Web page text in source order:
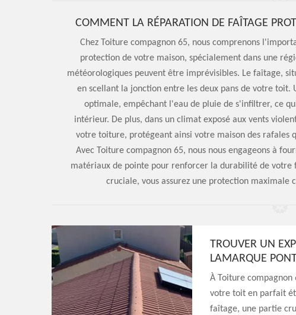
COMMENT LA RÉPARATION DE FAÎTAGE
Chez Toiture compagnon 65, nous comprenons
protection de votre maison, spécialement dans une
météorologiques peuvent être imprévisibles. Le faîtage,
en scellant la jonction entre les deux pans de votre
optimale, empêchant l'eau de pluie de s'infiltrer, ce
intérieur. De plus, dans un climat exposé aux vents
votre toiture, protégeant ainsi votre maison des rafales
Avec Toiture compagnon 65, nous nous engageons à
matériaux de pointe pour renforcer la durabilité de
cruciale, vous assurez une protection maximale
TROUVER UN
LAMARQUE
À Toiture
votre toit en parfait
faîtage, une partie